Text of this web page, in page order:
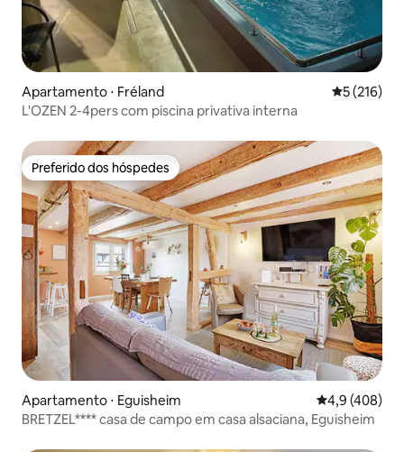
Apartamento ⋅ Fréland 5 de uma
5 (216)
L'OZEN 2-4pers com piscina privativa interna
Preferido dos hóspedes
Preferido dos hóspedes
Apartamento ⋅ Eguisheim 4,9 de uma
4,9 (408)
BRETZEL**** casa de campo em casa alsaciana, Eguisheim